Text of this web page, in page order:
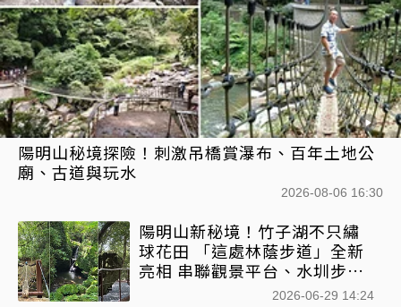
陽明山秘境探險！刺激吊橋賞瀑布、百年土地公
廟、古道與玩水
2026-08-06 16:30
陽明山新秘境！竹子湖不只繡
球花田 「這處林蔭步道」全新
亮相 串聯觀景平台、水圳步
2026-06-29 14:24